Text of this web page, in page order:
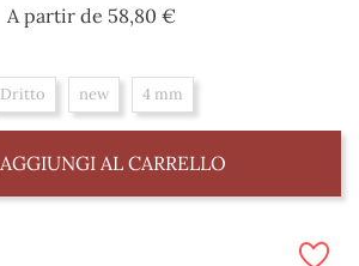
A partir de 58,80 €Prezzo
Dritto new 4 mm
AGGIUNGI AL CARRELLO